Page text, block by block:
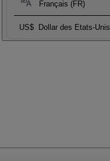
Français (FR)
US$ Dollar des Etats-Unis